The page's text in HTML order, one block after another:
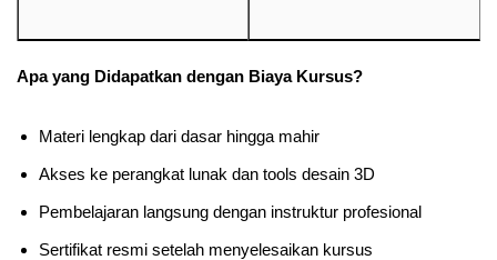
Apa yang Didapatkan dengan Biaya Kursus?
Materi lengkap dari dasar hingga mahir
Akses ke perangkat lunak dan tools desain 3D
Pembelajaran langsung dengan instruktur profesional
Sertifikat resmi setelah menyelesaikan kursus